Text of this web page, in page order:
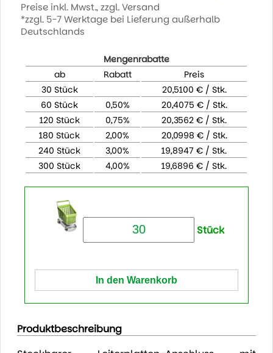
Preise inkl. Mwst., zzgl. Versand
*zzgl. 5-7 Werktage bei Lieferung außerhalb
Deutschlands
Mengenrabatte
ab
Rabatt
Preis
30 Stück
20,5100 € / Stk.
60 Stück
0,50%
20,4075 € / Stk.
120 Stück
0,75%
20,3562 € / Stk.
180 Stück
2,00%
20,0998 € / Stk.
240 Stück
3,00%
19,8947 € / Stk.
300 Stück
4,00% 19,6896 € / Stk.
Stück
Produktbeschreibung